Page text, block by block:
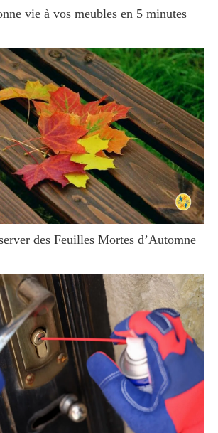
vie à vos meubles en 5 minutes
des Feuilles Mortes d’Automne